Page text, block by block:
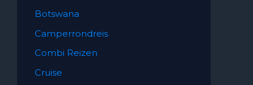
Botswana
Camperrondreis
Combi Reizen
Cruise